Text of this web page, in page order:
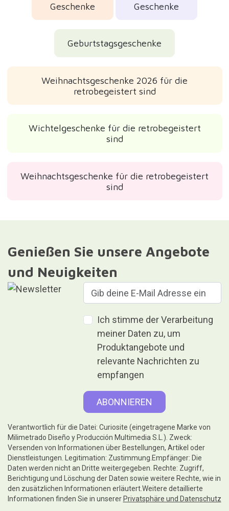
Geschenke Geschenke
Geburtstagsgeschenke
Weihnachtsgeschenke 2026 für die
retrobegeistert sind
Wichtelgeschenke für die retrobegeistert
sind
Weihnachtsgeschenke für die retrobegeistert
sind
Genießen Sie unsere Angebote
und Neuigkeiten
Ich stimme der Verarbeitung
meiner Daten zu, um
Produktangebote und
relevante Nachrichten zu
empfangen
Verantwortlich für die Datei: Curiosite (eingetragene Marke von
Milimetrado Diseño y Producción Multimedia S.L.). Zweck:
Versenden von Informationen über Bestellungen, Artikel oder
Dienstleistungen. Legitimation: Zustimmung.Empfänger: Die
Daten werden nicht an Dritte weitergegeben. Rechte: Zugriff,
Berichtigung und Löschung der Daten sowie weitere Rechte, wie in
den zusätzlichen Informationen erläutert.Weitere detaillierte
Informationen finden Sie in unserer Privatsphäre und Datenschutz